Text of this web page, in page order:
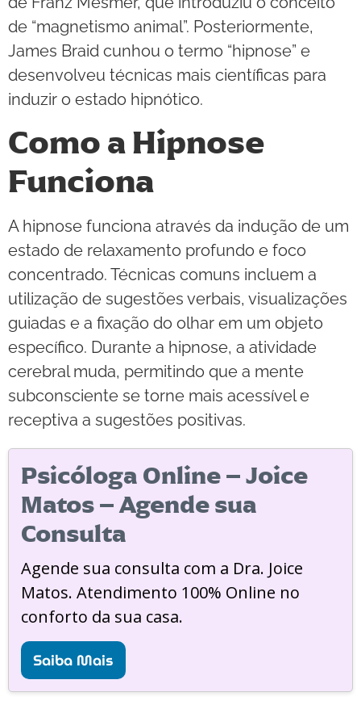
de “magnetismo animal”. Posteriormente,
James Braid cunhou o termo “hipnose” e
desenvolveu técnicas mais científicas para
induzir o estado hipnótico.
Como a Hipnose
Funciona
A hipnose funciona através da indução de um
estado de relaxamento profundo e foco
concentrado. Técnicas comuns incluem a
utilização de sugestões verbais, visualizações
guiadas e a fixação do olhar em um objeto
específico. Durante a hipnose, a atividade
cerebral muda, permitindo que a mente
subconsciente se torne mais acessível e
receptiva a sugestões positivas.
Psicóloga Online – Joice
Matos – Agende sua
Consulta
Agende sua consulta com a Dra. Joice
Matos. Atendimento 100% Online no
conforto da sua casa.
Saiba Mais